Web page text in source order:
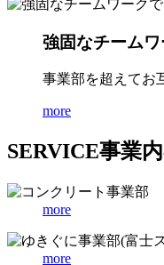
強固なチーム
事業部を超えてお
more
SERVICE事業
more
more